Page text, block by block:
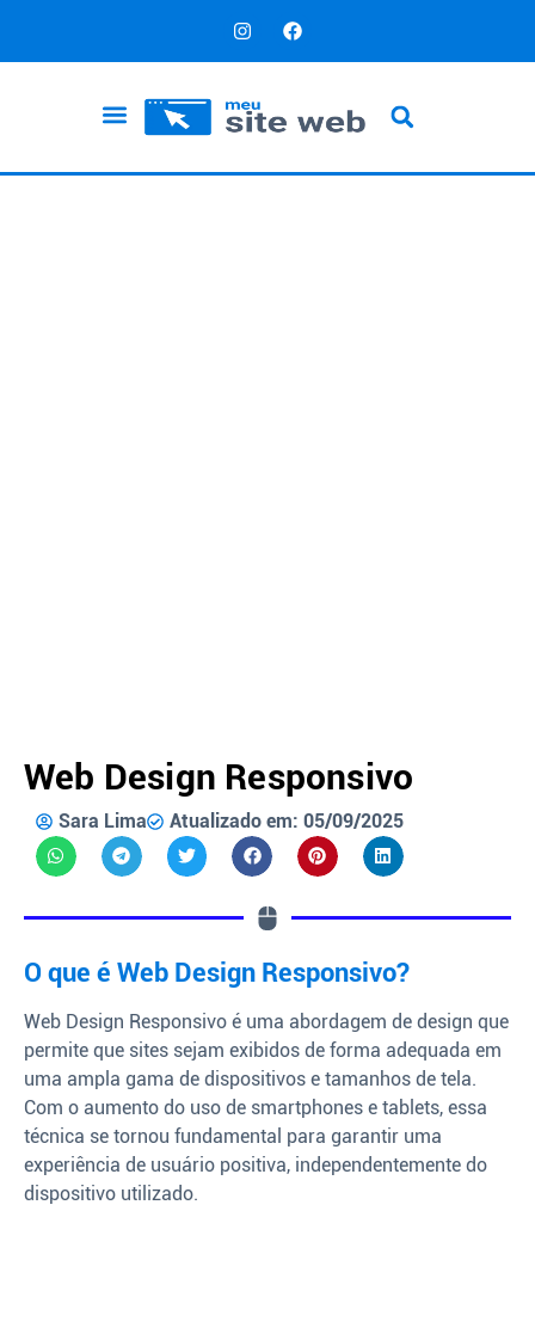
Web Design Responsivo
Sara Lima Atualizado em: 05/09/2025
O que é Web Design Responsivo?
Web Design Responsivo é uma abordagem de design que
permite que sites sejam exibidos de forma adequada em
uma ampla gama de dispositivos e tamanhos de tela.
Com o aumento do uso de smartphones e tablets, essa
técnica se tornou fundamental para garantir uma
experiência de usuário positiva, independentemente do
dispositivo utilizado.